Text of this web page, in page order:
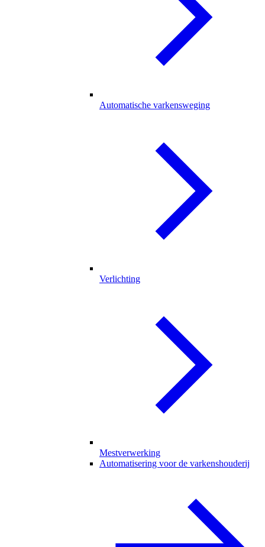
Automatische varkensweging
Verlichting
Mestverwerking
Automatisering voor de varkenshouderij